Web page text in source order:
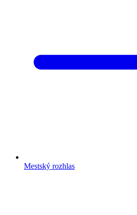
Mestský rozhlas